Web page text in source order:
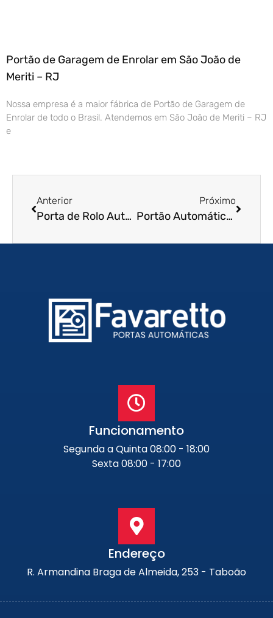
Portão de Garagem de Enrolar em São João de
Meriti – RJ
Nossa empresa é a maior fábrica de Portão de Garagem de
Enrolar de todo o Brasil. Atendemos em São João de Meriti – RJ
e
Anterior
Porta de Rolo Automática em Pindamonhangaba – SP
Próximo
Portão Automático de Enrolar em Aracaju – SE
Funcionamento
Segunda a Quinta 08:00 - 18:00
Sexta 08:00 - 17:00
Endereço
R. Armandina Braga de Almeida, 253 - Taboão